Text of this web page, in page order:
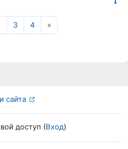
1
Страница 2
3Страница 3
4Страница 4
»
сайта
доступ (Вход)